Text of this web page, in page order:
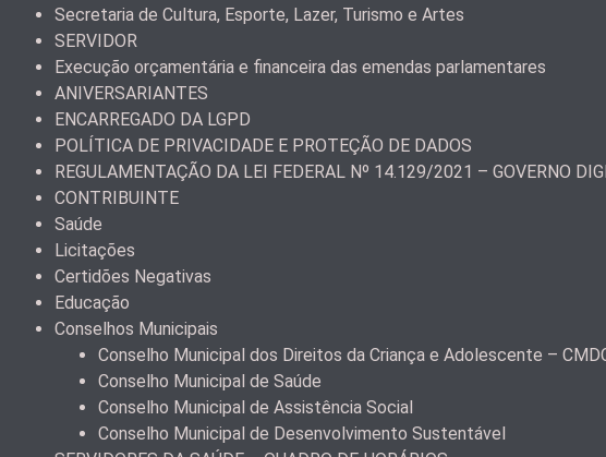
Secretaria de Cultura, Esporte, Lazer, Turismo e Artes
SERVIDOR
Execução orçamentária e financeira das emendas parlamentares
ANIVERSARIANTES
ENCARREGADO DA LGPD
POLÍTICA DE PRIVACIDADE E PROTEÇÃO DE DADOS
REGULAMENTAÇÃO DA LEI FEDERAL Nº 14.129/2021 – GOVERNO
CONTRIBUINTE
Saúde
Licitações
Certidões Negativas
Educação
Conselhos Municipais
Conselho Municipal dos Direitos da Criança e Adolescente –
Conselho Municipal de Saúde
Conselho Municipal de Assistência Social
Conselho Municipal de Desenvolvimento Sustentável